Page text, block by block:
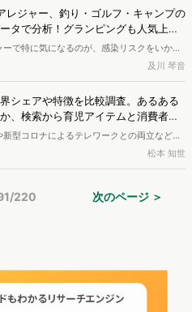
を続けていくべきか、疑問に感じる方も少
ャルプレッシャーにより消費者の本音が届
理解はどうあるべきか。11月11日に開催さ
FORUM」では、国内最大規模のWeb行動
支援する株式会社ヴァリューズのゼネラルマ
式会社クー・マーケティング・カンパニーの
登壇。活発な意見交換を繰り広げました。
レジャー、釣り・ゴルフ・キャンプの
タで分析！グランピングも人気上昇
で特に気になるのが、感染リスクをいかに
分なソーシャルディスタンスを保つことがで
ャーの大きな強みです。今回はヴァリュー
ール「Dockpit(ドックピット)」を活用し、
ンプ」について、感染拡大に伴い世間の関
きているかを調査します。
及川 琴音
シェアや特徴を比較調査。あるある
、検索から育児アイテムと消費者を
型コロナによるテレワークとの両立など育
育児向け商品も充実してきています。そこで
供する市場分析ツール「<a
a>」を使い、育児系メディア業界の勢力
松本 知世
220 次のページ ＞